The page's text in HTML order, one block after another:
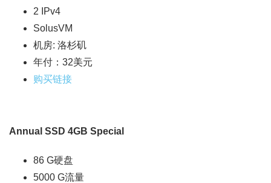
2 IPv4
SolusVM
机房: 洛杉矶
年付：32美元
购买链接
Annual SSD 4GB Special
86 G硬盘
5000 G流量